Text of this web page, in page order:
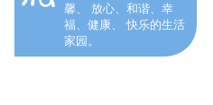
馨、 放心、和谐、幸
福、健康、 快乐的生活
家园。